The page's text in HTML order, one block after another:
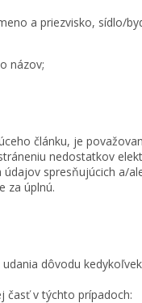
a priezvisko, sídlo/
názov;
článku, je
nedostatkov
spresňujúcich a/
za úplnú.
dôvodu
časť v týchto prípadoch: